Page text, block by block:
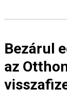
Bezárul
az